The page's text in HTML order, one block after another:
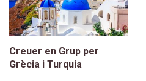
Creuer en Grup per
Grècia i Turquia